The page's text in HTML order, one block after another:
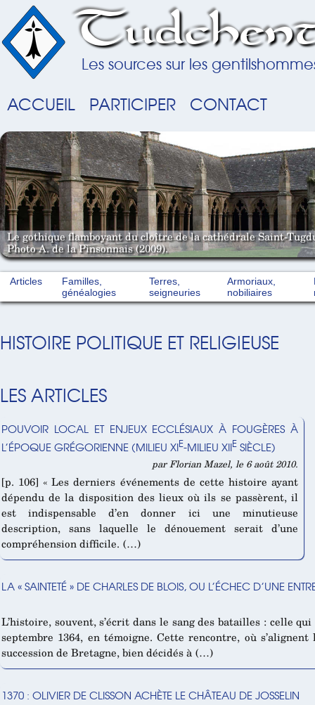
Les sources sur les
ACCUEIL PARTICIPER CONTACT
Le gothique flamboyant du cloître de la cathédrale Saint-
Photo A. de la Pinsonnais (2009).
Articles
Familles,
généalogies
Terres,
seigneuries
Armoriaux,
nobiliaires
HISTOIRE POLITIQUE ET RELIGIEUSE
LES ARTICLES
POUVOIR LOCAL ET ENJEUX ECCLÉSIAUX À FOUGÈRES À
L’ÉPOQUE GRÉGORIENNE (MILIEU XIE-MILIEU XIIE SIÈCLE)
par Florian Mazel, le 6 août 2010.
[p. 106] « Les derniers événements de cette histoire ayant
dépendu de la disposition des lieux où ils se passèrent, il
est indispensable d’en donner ici une minutieuse
description, sans laquelle le dénouement serait d’une
compréhension difficile. (…)
LA « SAINTETÉ » DE CHARLES DE BLOIS, OU L’ÉCHEC D’UNE
L’histoire, souvent, s’écrit dans le sang des batailles : celle
septembre 1364, en témoigne. Cette rencontre, où
succession de Bretagne, bien décidés à (…)
1370 : OLIVIER DE CLISSON ACHÈTE LE CHÂTEAU DE JOSSELIN